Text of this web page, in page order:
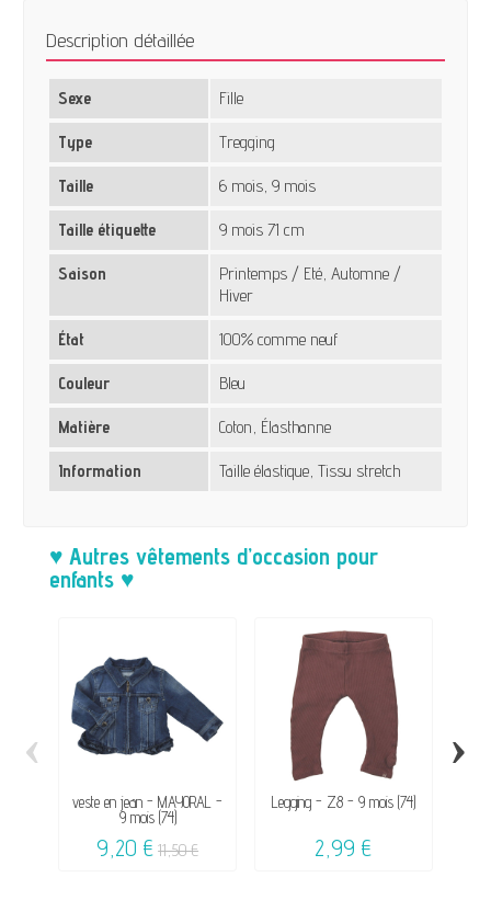
Description détaillée
Sexe Fille
Type Tregging
Taille 6 mois, 9 mois
Taille étiquette 9 mois 71 cm
Saison
Printemps / Eté, Automne /
Hiver
État 100% comme neuf
Couleur Bleu
Matière Coton, Élasthanne
Information Taille élastique, Tissu stretch
♥ Autres vêtements d’occasion pour
enfants ♥
veste en jean - MAYORAL -
9 mois (74)
9,20 € 11,50 €
Legging - Z8 - 9 mois (74)
2,99 €
‹ ›